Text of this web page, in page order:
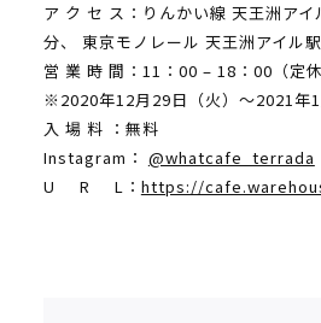
ア ク セ ス：りんかい線 天王洲ア
分、 東京モノレール 天王洲アイル
営 業 時 間：11：00 – 18：00（定休
※2020年12月29日（火）〜2021年
入 場 料 ：無料
Instagram： @whatcafe_terrada
U R L： https://